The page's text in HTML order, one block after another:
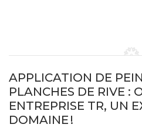
APPLICATION DE
PLANCHES DE RIVE :
ENTREPRISE TR, UN
DOMAINE !